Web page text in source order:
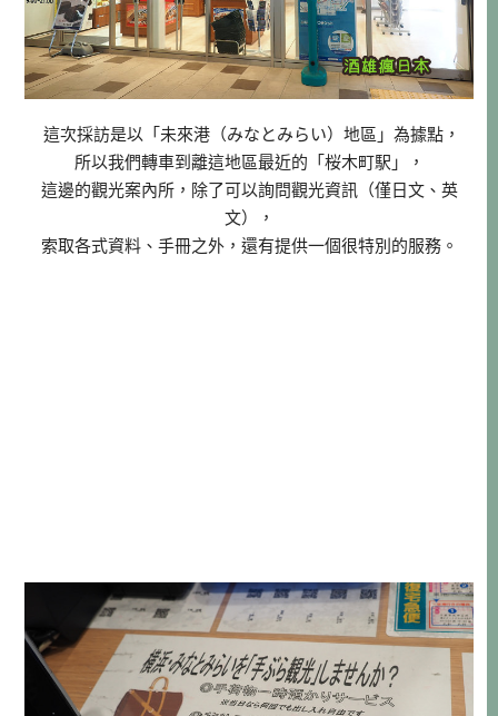
這次採訪是以「未來港（みなとみらい）地區」為據點，
所以我們轉車到離這地區最近的「桜木町駅」，
這邊的觀光案內所，除了可以詢問觀光資訊（僅日文、英
文），
索取各式資料、手冊之外，還有提供一個很特別的服務。